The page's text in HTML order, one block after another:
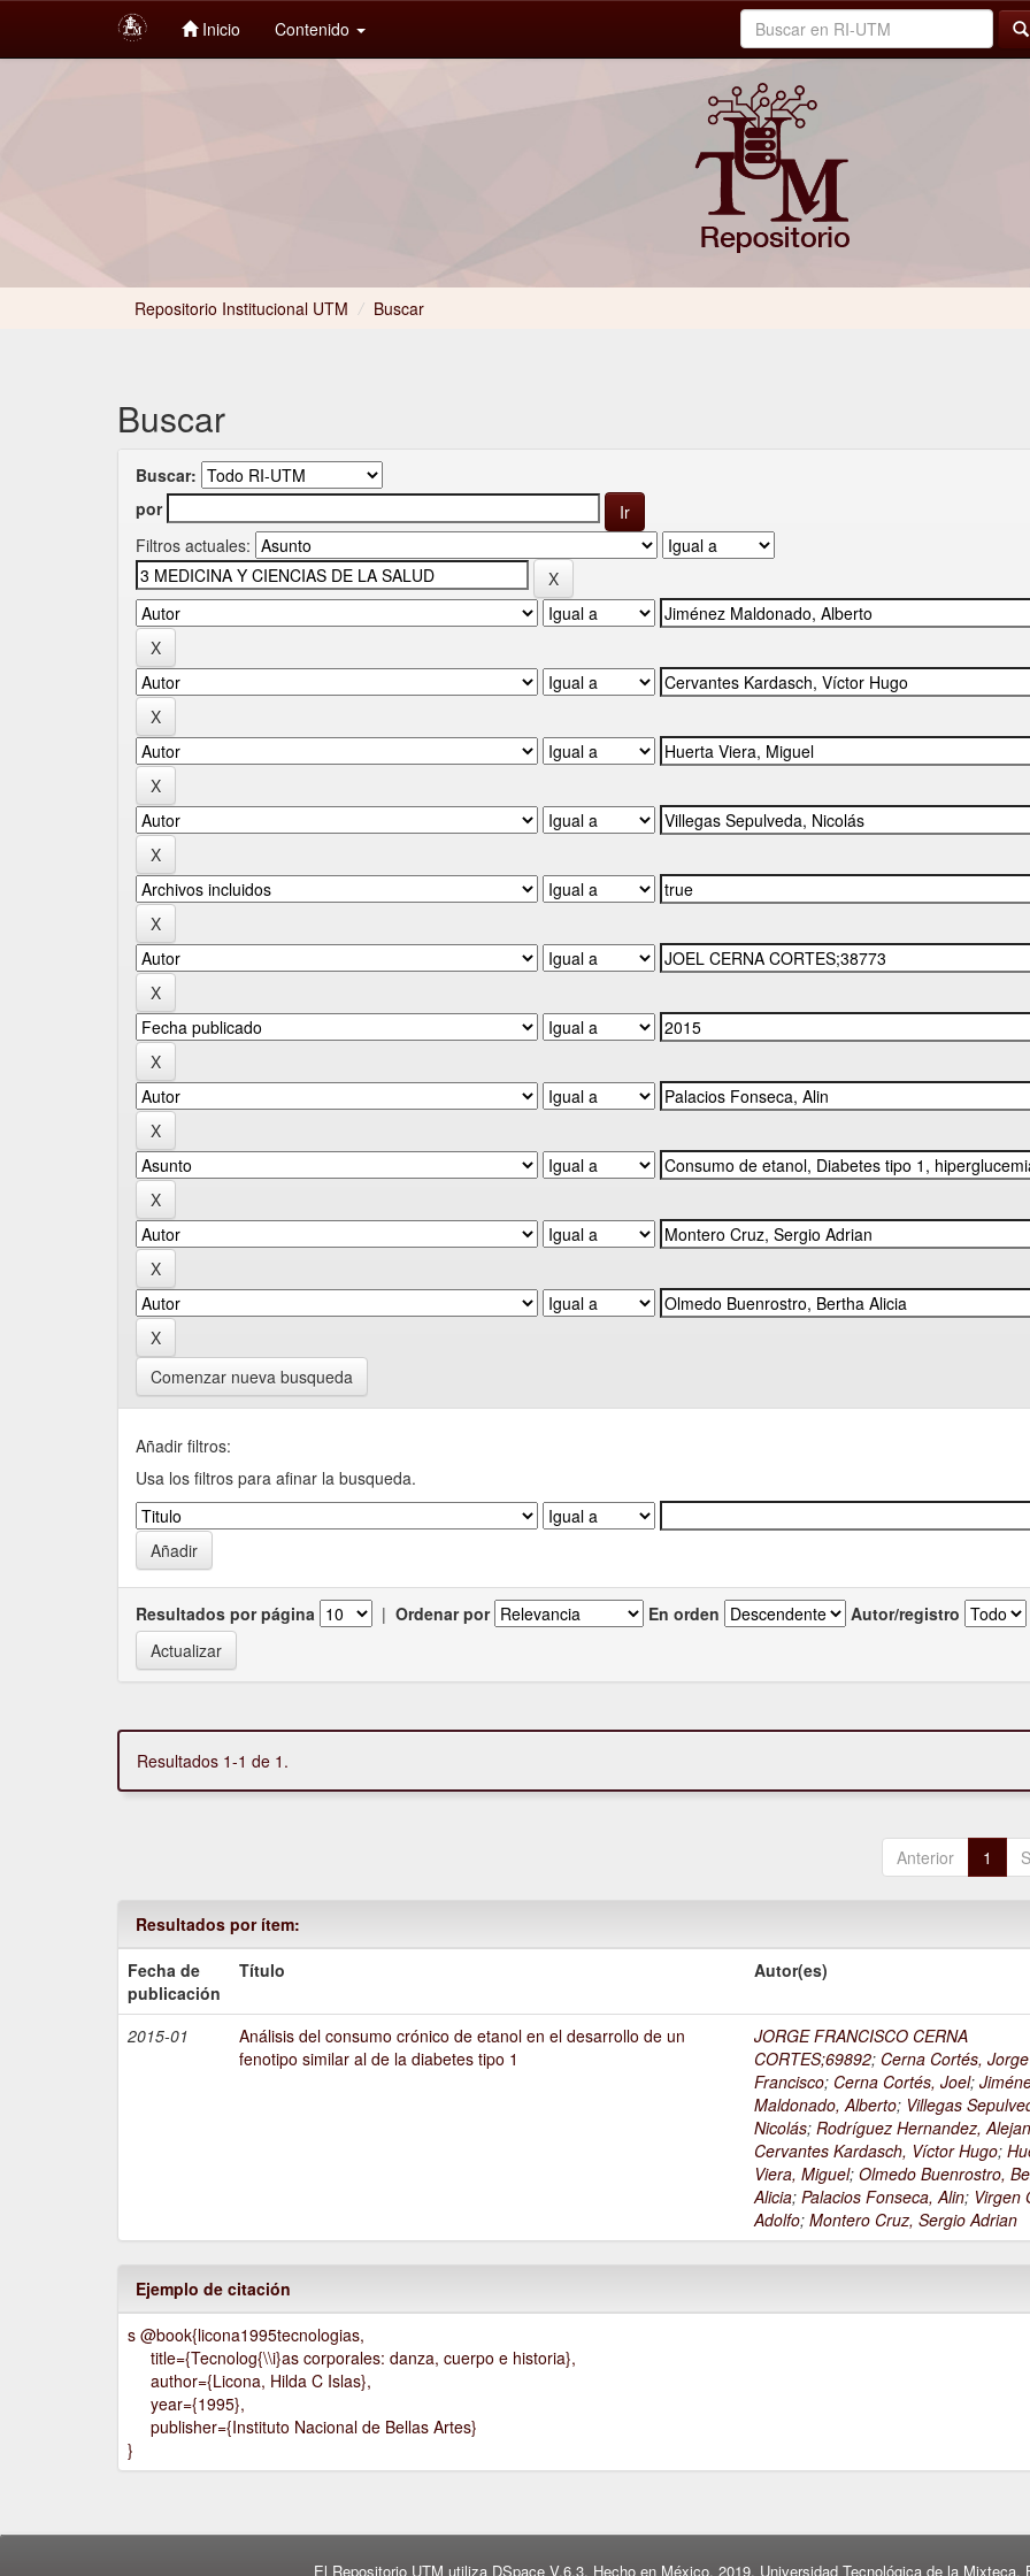
Inicio Contenido
Repositorio Institucional UTM / Buscar
Buscar
Buscar:
por
Filtros actuales:
Comenzar nueva busqueda
Añadir filtros:
Usa los filtros para afinar la busqueda.
Resultados por página | Ordenar por En orden Autor/registro
Resultados 1-1 de 1.
Anterior 1
Resultados por ítem:
Fecha de
publicación
Título Autor(es)
2015-01
Análisis del consumo crónico de etanol en el desarrollo de un
fenotipo similar al de la diabetes tipo 1
JORGE FRANCISCO CERNA
CORTES;69892; Cerna Cortés, Jorge
Francisco; Cerna Cortés, Joel;
Maldonado, Alberto; Villegas
Nicolás;Rodríguez Hernandez,
Cervantes Kardasch, Víctor Hugo;
Viera, Miguel;Olmedo Buenrostro,
Alicia;Palacios Fonseca, Alin; Virgen
Adolfo;Montero Cruz, Sergio Adrian
Ejemplo de citación
s @book{licona1995tecnologias,
title={Tecnolog{\\i}as corporales: danza, cuerpo e historia},
author={Licona, Hilda C Islas},
year={1995},
publisher={Instituto Nacional de Bellas Artes}
}
El Repositorio UTM utiliza DSpace V.6.3. Hecho en México, 2019. Universidad Tecnológica de la Mixteca.